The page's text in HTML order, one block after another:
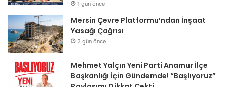
1 gün önce
Mersin Çevre Platformu’ndan İnşaat
Yasağı Çağrısı
2 gün önce
Mehmet Yalçın Yeni Parti Anamur İlçe
Başkanlığı İçin Gündemde! “Başlıyoruz”